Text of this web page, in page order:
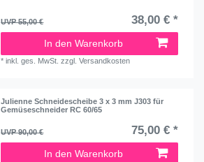
UVP 55,00 € 38,00 € *
In den Warenkorb
*inkl. ges. MwSt. zzgl.Versandkosten
Julienne Schneidescheibe 3 x 3 mm J303 für
Gemüseschneider RC 60/65
UVP 90,00 € 75,00 € *
In den Warenkorb